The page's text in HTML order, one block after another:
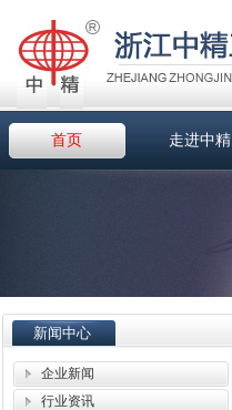
首页 走进中精
新闻中心
企业新闻
行业资讯